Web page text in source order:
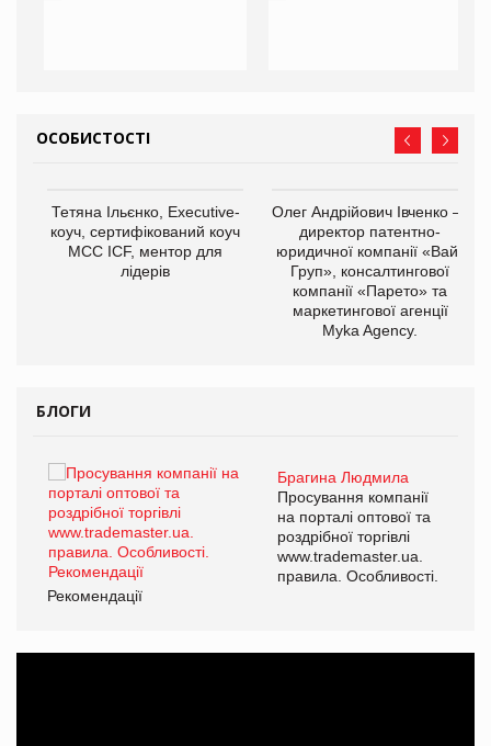
ОСОБИСТОСТІ
Тетяна Ільєнко, Executive-
коуч, сертифікований коуч
МСС ICF, ментор для
лідерів
Олег Андрійович Івченко —
директор патентно-
юридичної компанії «Вайз
Груп», консалтингової
компанії «Парето» та
маркетингової агенції
Myka Agency.
БЛОГИ
Брагина Людмила
Просування компанії
на порталі оптової та
роздрібної торгівлі
www.trademaster.ua.
правила. Особливості.
Рекомендації